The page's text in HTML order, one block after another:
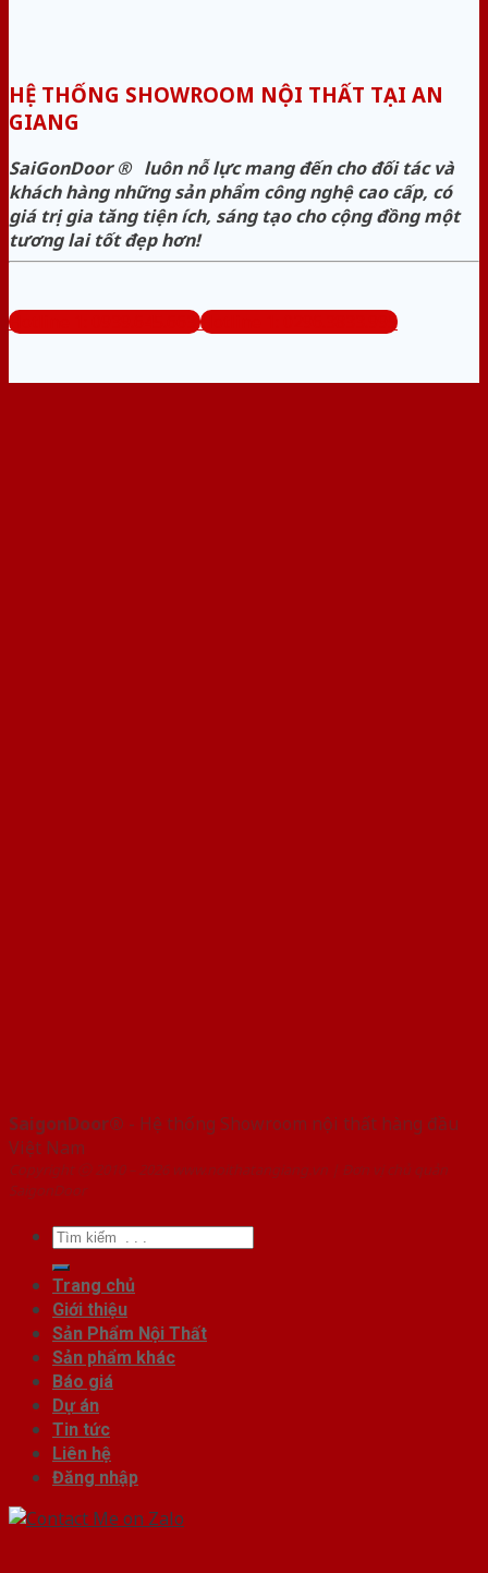
HỆ THỐNG SHOWROOM NỘI THẤT TẠI AN
GIANG
SaiGonDoor ® luôn nỗ lực mang đến cho đối tác và
khách hàng những sản phẩm công nghệ cao cấp, có
giá trị gia tăng tiện ích, sáng tạo cho cộng đồng một
tương lai tốt đẹp hơn!
Hotline 1: 0939.645.663 Hotline 1: 0296.3833.995
SaigonDoor® - Hệ thống Showroom nội thất hàng đầu
Việt Nam
Copyright ⓒ 2010 – 2026 www.noithatangiang.vn | Đơn vị chủ quản
SaigonDoor
Tìm
kiếm:
Trang chủ
Giới thiệu
Sản Phẩm Nội Thất
Sản phẩm khác
Báo giá
Dự án
Tin tức
Liên hệ
Đăng nhập